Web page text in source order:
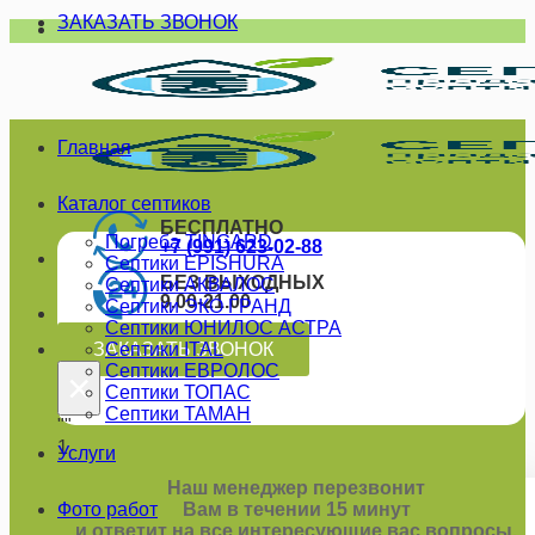
Skip
to
ЗАКАЗАТЬ ЗВОНОК
БЕСПЛАТНО
+7 (991) 623-02-88
БЕЗ ВЫХОДНЫХ
9.00-21.00
ЗАКАЗАТЬ ЗВОНОК
×
""
1
Наш менеджер перезвонит
Вам в течении 15 минут
и ответит на все интересующие вас вопросы.
Главная
Каталог септиков
Погреба TINGARD
Септики EPISHURA
Септики АКВАЛОС
Септики ЭКО ГРАНД
Септики ЮНИЛОС АСТРА
Септики ITAL
Септики ЕВРОЛОС
Септики ТОПАС
Септики ТАМАН
Услуги
Фото работ